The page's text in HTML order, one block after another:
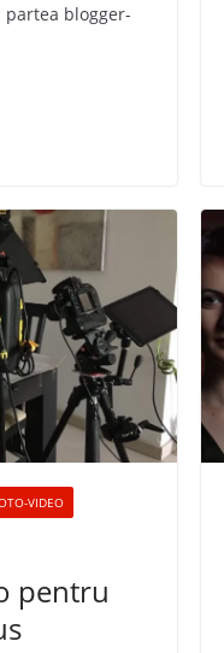
blogger-
VIDEO
pentru